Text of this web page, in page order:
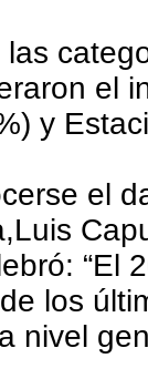
las
el
y
el
“El
los
nivel